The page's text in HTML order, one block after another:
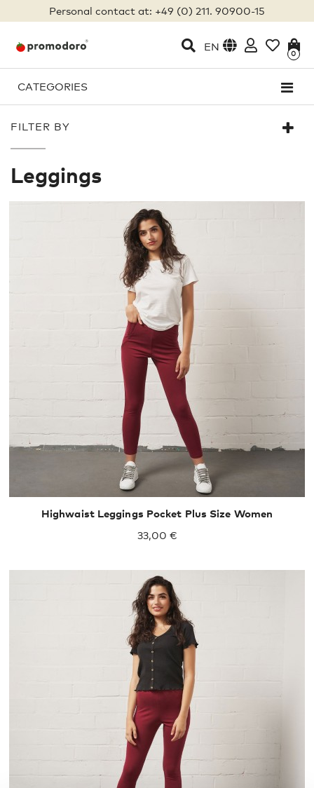
Personal contact at: +49 (0) 211. 90900-15
EN
0
CATEGORIES
FILTER BY
Leggings
XXL XXXL
Highwaist Leggings Pocket Plus Size Women
33,00 €
XXL XXXL